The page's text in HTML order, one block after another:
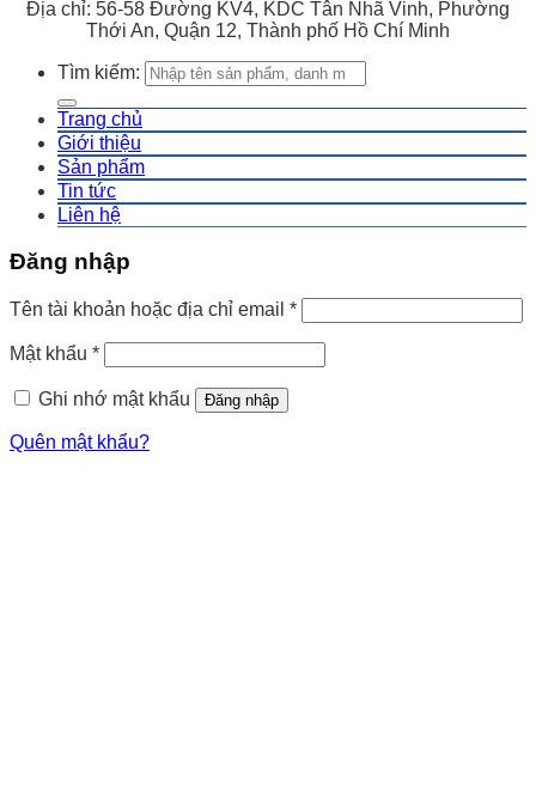
Địa chỉ: 56-58 Đường KV4, KDC Tân Nhã Vinh, Phường
Thới An, Quận 12, Thành phố Hồ Chí Minh
Tìm kiếm:
Trang chủ
Giới thiệu
Sản phẩm
Tin tức
Liên hệ
Đăng nhập
Tên tài khoản hoặc địa chỉ email *
Mật khẩu *
Ghi nhớ mật khẩu Đăng nhập
Quên mật khẩu?